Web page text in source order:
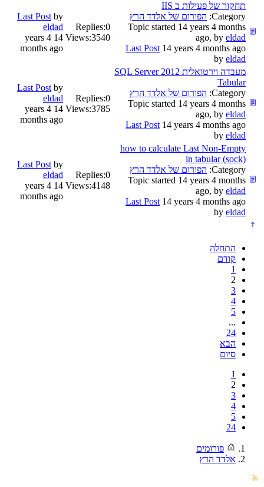
תחקור של פעילות ב IIS
Category: הפורום של אלדד הרץ
Topic started 14 years 4 months
ago, by eldad
Last Post 14 years 4 months ago
by eldad
Replies:0
Views:3540
Last Post by
eldad
14 years 4
months ago
מעבדה וירטואלית SQL Server 2012
Tabular
Category: הפורום של אלדד הרץ
Topic started 14 years 4 months
ago, by eldad
Last Post 14 years 4 months ago
by eldad
Replies:0
Views:3785
Last Post by
eldad
14 years 4
months ago
how to calculate Last Non-Empty
in tabular (sock)
Category: הפורום של אלדד הרץ
Topic started 14 years 4 months
ago, by eldad
Last Post 14 years 4 months ago
by eldad
Replies:0
Views:4148
Last Post by
eldad
14 years 4
months ago
התחלה
קודם
1
2
3
4
5
...
24
הבא
סיום
1
2
3
4
5
24
פורומים
אלדד הרץ